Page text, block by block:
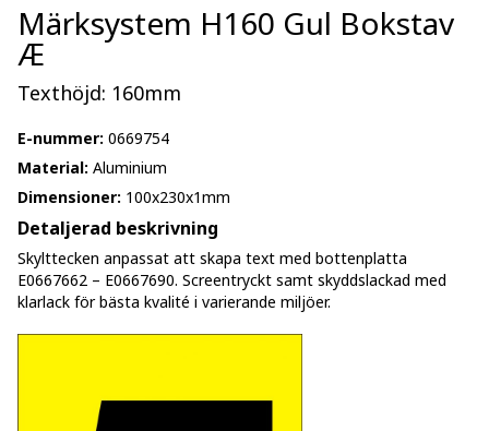
Märksystem H160 Gul Bokstav
Æ
Texthöjd: 160mm
E-nummer: 0669754
Material: Aluminium
Dimensioner: 100x230x1mm
Detaljerad beskrivning
Skylttecken anpassat att skapa text med bottenplatta
E0667662 – E0667690. Screentryckt samt skyddslackad med
klarlack för bästa kvalité i varierande miljöer.